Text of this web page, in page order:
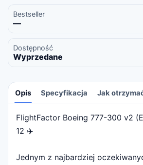
Bestseller
—
Dostępność
Wyprzedane
Opis Specyfikacja Jak
Opis
FlightFactor Boeing 777-300 v2
12 ✈️
Jednym z najbardziej